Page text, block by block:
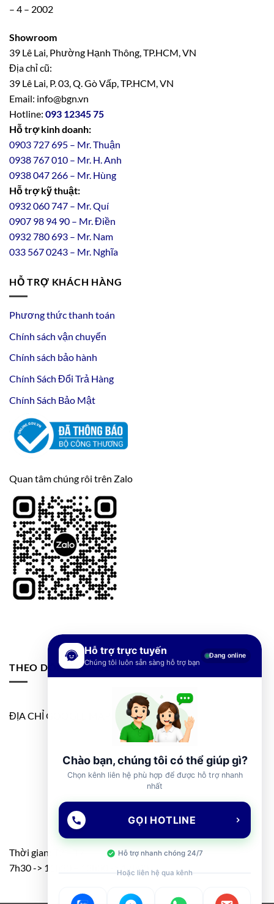
– 4 – 2002
Showroom
39 Lê Lai, Phường Hạnh Thông, TP.HCM, VN
Địa chỉ cũ:
39 Lê Lai, P. 03, Q. Gò Vấp, TP.HCM, VN
Email: info@bgn.vn
Hotline: 093 12345 75
Hỗ trợ kinh doanh:
0903 727 695 – Mr. Thuận
0938 767 010 – Mr. H. Anh
0938 047 266 – Mr. Hùng
Hỗ trợ kỹ thuật:
0932 060 747 – Mr. Quí
0907 98 94 90 – Mr. Điền
0932780693 – Mr. Nam
033 567 0243 – Mr. Nghĩa
HỖ TRỢ KHÁCH HÀNG
Phương thức thanh toán
Chính sách vận chuyển
Chính sách bảo hành
Chính Sách Đổi Trả Hàng
Chính Sách Bảo Mật
Quan tâm chúng rôi trên Zalo
THEO DÕI FANPAGE
ĐỊA CHỈ GOOGLE MAP
Thời gian: T2 – T7
7h30 -> 11h30 – 13h00 -> 17h00
Hỗ trợ trực tuyến
Chúng tôi luôn sẵn sàng hỗ trợ bạn
Đang online
Chào bạn, chúng tôi có thể giúp gì?
Chọn kênh liên hệ phù hợp để được hỗ trợ nhanh
nhất
GỌI HOTLINE
Hỗ trợ nhanh chóng 24/7
Hoặc liên hệ qua kênh